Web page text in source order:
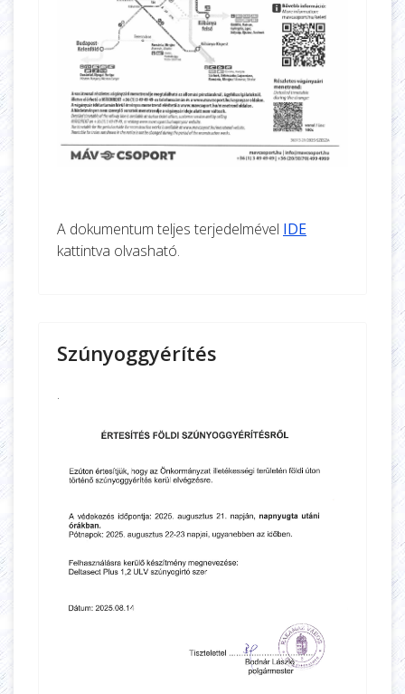
A dokumentum teljes terjedelmével IDE
kattintva olvasható.
Szúnyoggyérítés
.